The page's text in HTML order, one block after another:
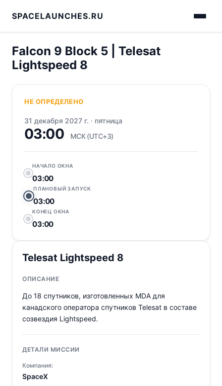
SPACELAUNCHES.RU
Falcon 9 Block 5 | Telesat
Lightspeed 8
НЕ ОПРЕДЕЛЕНО
31 декабря 2027 г. · пятница
03:00 МСК (UTC+3)
НАЧАЛО ОКНА
03:00
ПЛАНОВЫЙ ЗАПУСК
03:00
КОНЕЦ ОКНА
03:00
Telesat Lightspeed 8
ОПИСАНИЕ
До 18 спутников, изготовленных MDA для
канадского оператора спутников Telesat в составе
созвездия Lightspeed.
ДЕТАЛИ МИССИИ
Компания:
SpaceX